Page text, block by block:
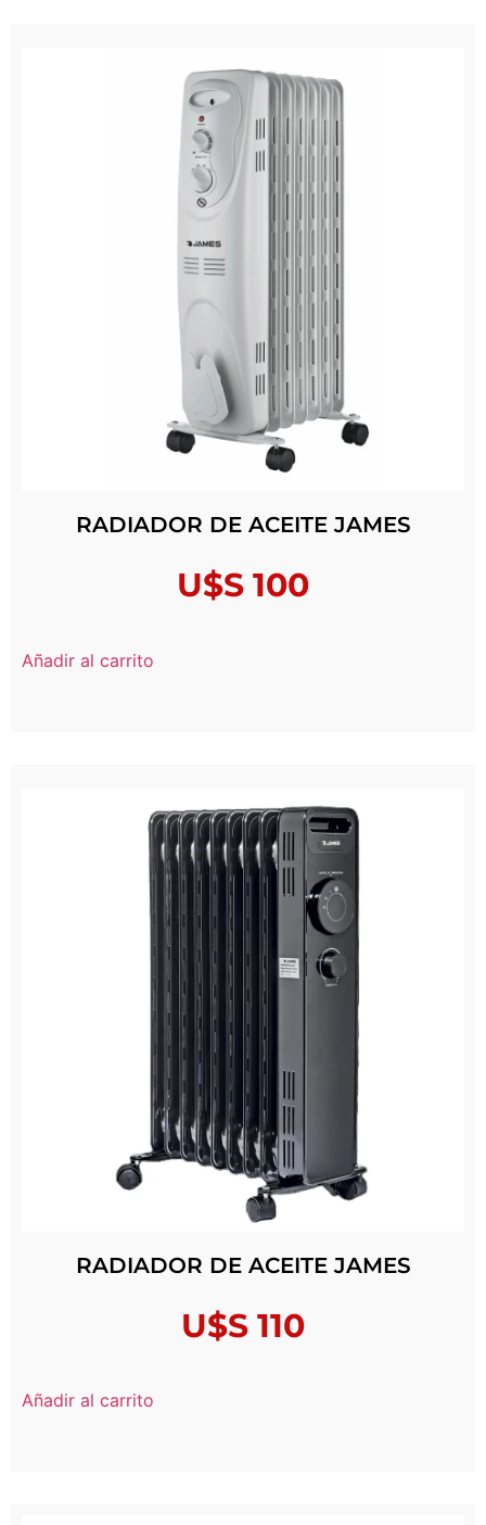
RADIADOR DE ACEITE JAMES
U$S 100
Añadir al carrito
RADIADOR DE ACEITE JAMES
U$S 110
Añadir al carrito